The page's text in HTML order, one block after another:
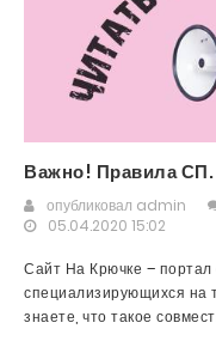
Важно! Правила СП.
опубликовал admin
05.04.2020 15:02
Сайт На Крючке – портал
специализирующихся на
знаете, что такое